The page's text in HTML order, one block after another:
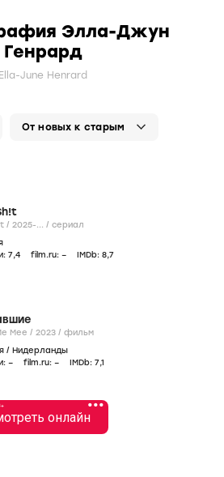
Элла-Джун
Генрард
Ella-June Henrard
Holy Sh!t / 2025-... / сериал
7,4 film.ru: – IMDb: 8,7
Neem Me Mee / 2023 / фильм
/ Нидерланды
– film.ru: – IMDb: 7,1
•••
онлайн